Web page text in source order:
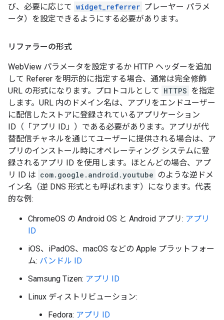
び、必要に応じて widget_referrer プレーヤー パラメ
ータ）を設定できるようにする必要があります。
リファラーの形式
WebView パラメータを設定するか HTTP ヘッダーを追加
して Referer を明示的に指定する場合、通常は完全修飾
URL の形式になります。プロトコルとして HTTPS を指定
します。URL 内のドメイン名は、アプリをエンドユーザー
に配信したストアに登録されているアプリケーション
ID（「アプリ ID」）である必要があります。アプリが代
替配信チャネルを通じてユーザーに提供される場合は、ア
プリのインストール時にオペレーティング システムに登
録されるアプリ ID を使用します。ほとんどの場合、アプ
リ ID は com.google.android.youtube のような逆ドメ
イン名（逆 DNS 形式とも呼ばれます）になります。代表
的な例:
ChromeOS の Android OS と Android アプリ: アプリ
ID
iOS、iPadOS、macOS などの Apple プラットフォー
ム: バンドル ID
Samsung Tizen: アプリ ID
Linux ディストリビューション:
Fedora: アプリ ID